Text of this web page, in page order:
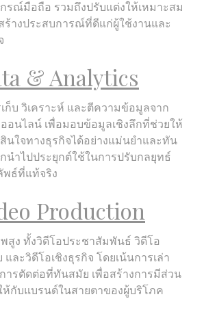
รณ์มือถือ รวมถึงปรับแต่งให้เหมาะสม
ร้างประสบการณ์ที่ดีแก่ผู้ใช้งานและ
& Analytics
ก็บ วิเคราะห์ และตีความข้อมูลจาก
อนไลน์ เพื่อมอบข้อมูลเชิงลึกที่ช่วยให้
นใจทางธุรกิจได้อย่างแม่นยำและทัน
นำไปประยุกต์ใช้ในการปรับกลยุทธ์
พธ์ที่แท้จริง
Production
สูง ทั้งวิดีโอประชาสัมพันธ์ วิดีโอ
และวิดีโอเชิงธุรกิจ โดยเน้นการเล่า
ารตัดต่อที่ทันสมัย เพื่อสร้างการมีส่วน
กับแบรนด์ในสายตาของผู้บริโภค